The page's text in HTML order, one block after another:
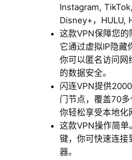
Instagram,
Disney+，HULU,
这款VPN保障您的
它通过虚拟IP隐藏
你可以匿名访问网
的数据安全。
闪连VPN提供
门节点，覆盖70多
你轻松享受本地化
这款VPN操作简单
键，你可快速连接
器。